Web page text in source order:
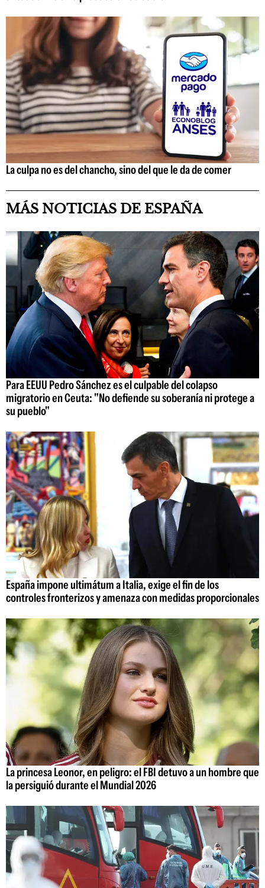
La culpa no es del chancho, sino del que le da de comer
MÁS NOTICIAS DE ESPAÑA
Para EEUU Pedro Sánchez es el culpable del colapso
migratorio en Ceuta: "No defiende su soberanía ni protege a
su pueblo"
España impone ultimátum a Italia, exige el fin de los
controles fronterizos y amenaza con medidas proporcionales
La princesa Leonor, en peligro: el FBI detuvo a un hombre que
la persiguió durante el Mundial 2026